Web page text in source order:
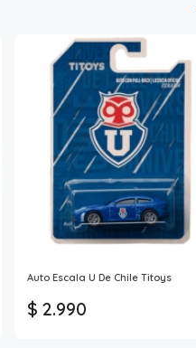
Auto Escala U De Chile Titoys
$ 2.990